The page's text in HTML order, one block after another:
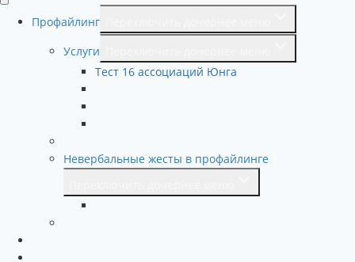
Профайлинг
Услуги
Тест 16 ассоциаций Юнга
Невербальные жесты в профайлинге